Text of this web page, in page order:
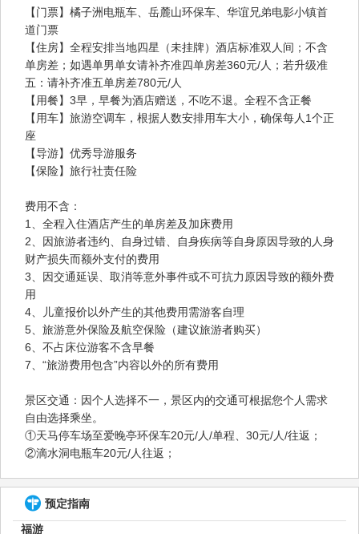
【门票】橘子洲电瓶车、岳麓山环保车、华谊兄弟电影小镇首
道门票
【住房】全程安排当地四星（未挂牌）酒店标准双人间；不含
单房差；如遇单男单女请补齐准四单房差360元/人；若升级准
五：请补齐准五单房差780元/人
【用餐】3早，早餐为酒店赠送，不吃不退。全程不含正餐
【用车】旅游空调车，根据人数安排用车大小，确保每人1个正
座
【导游】优秀导游服务
【保险】旅行社责任险
费用不含：
1、全程入住酒店产生的单房差及加床费用
2、因旅游者违约、自身过错、自身疾病等自身原因导致的人身
财产损失而额外支付的费用
3、因交通延误、取消等意外事件或不可抗力原因导致的额外费
用
4、儿童报价以外产生的其他费用需游客自理
5、旅游意外保险及航空保险（建议旅游者购买）
6、不占床位游客不含早餐
7、“旅游费用包含”内容以外的所有费用
景区交通：因个人选择不一，景区内的交通可根据您个人需求
自由选择乘坐。
①天马停车场至爱晚亭环保车20元/人/单程、30元/人/往返；
②滴水洞电瓶车20元/人往返；
预定指南
福游